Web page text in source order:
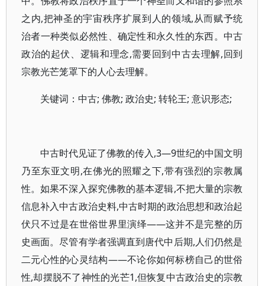
之内,把神圣的宇宙秩序扩展到人的领域,从而赋予统
治者一种类似必然性、确定性和永久性的东西。中古
政治的起伏、逻辑和理念,需要回到中古去理解,回到
宗教光芒笼罩下的人心去理解。
关键词：中古; 佛教; 政治史; 转轮王; 意识形态;
中古时代见证了佛教的传入,3—9世纪的中国文明
乃至东亚文明,在佛光的照耀之下,带有强烈的宗教属
性。如果不深入探究佛教的基本逻辑,不把大量的宗教
信息补入中古政治史料,中古时期的政治思想和政治起
伏只不过是在世俗世界里演绎——这并不是完整的历
史画面。尽管有学者强调直到唐代中后期,人们仍然是
二元心性的心灵结构——不论你如何标榜自己的世俗
性,却摆脱不了神性的光芒1,但恢复中古政治史的宗教